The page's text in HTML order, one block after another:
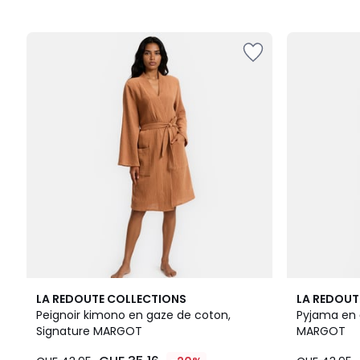
LA REDOUTE COLLECTIONS
Peignoir kimono en gaze de coton,
Signature MARGOT
4,6
/ 5
2
Couleurs
LA
Pyjama en
MARGOT
4,1
/ 5
4
Couleurs